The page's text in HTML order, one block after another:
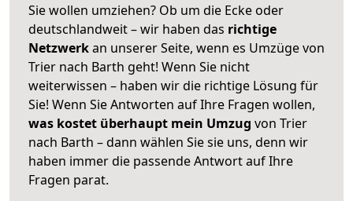
Sie wollen umziehen? Ob um die Ecke oder
deutschlandweit – wir haben das richtige
Netzwerkan unserer Seite, wenn es Umzüge von
Trier nach Barth geht! Wenn Sie nicht
weiterwissen – haben wir die richtige Lösung für
Sie! Wenn Sie Antworten auf Ihre Fragen wollen,
was kostet überhaupt mein Umzug von Trier
nach Barth – dann wählen Sie sie uns, denn wir
haben immer die passende Antwort auf Ihre
Fragen parat.